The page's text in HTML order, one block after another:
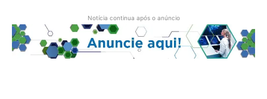
Notícia continua após o anúncio